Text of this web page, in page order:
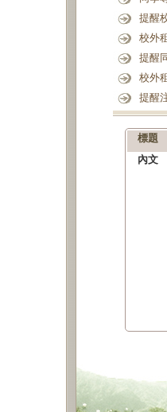
提醒
校外
提醒
校外
提醒
標題
內文